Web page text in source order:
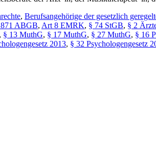
, Berufsangehörige der gesetzlich
ABGB, Art 8 EMRK, § 74 StGB, § 2
, § 13 MuthG, § 17 MuthG, § 27 MuthG, § 16
2013, § 32 Psychologengesetz